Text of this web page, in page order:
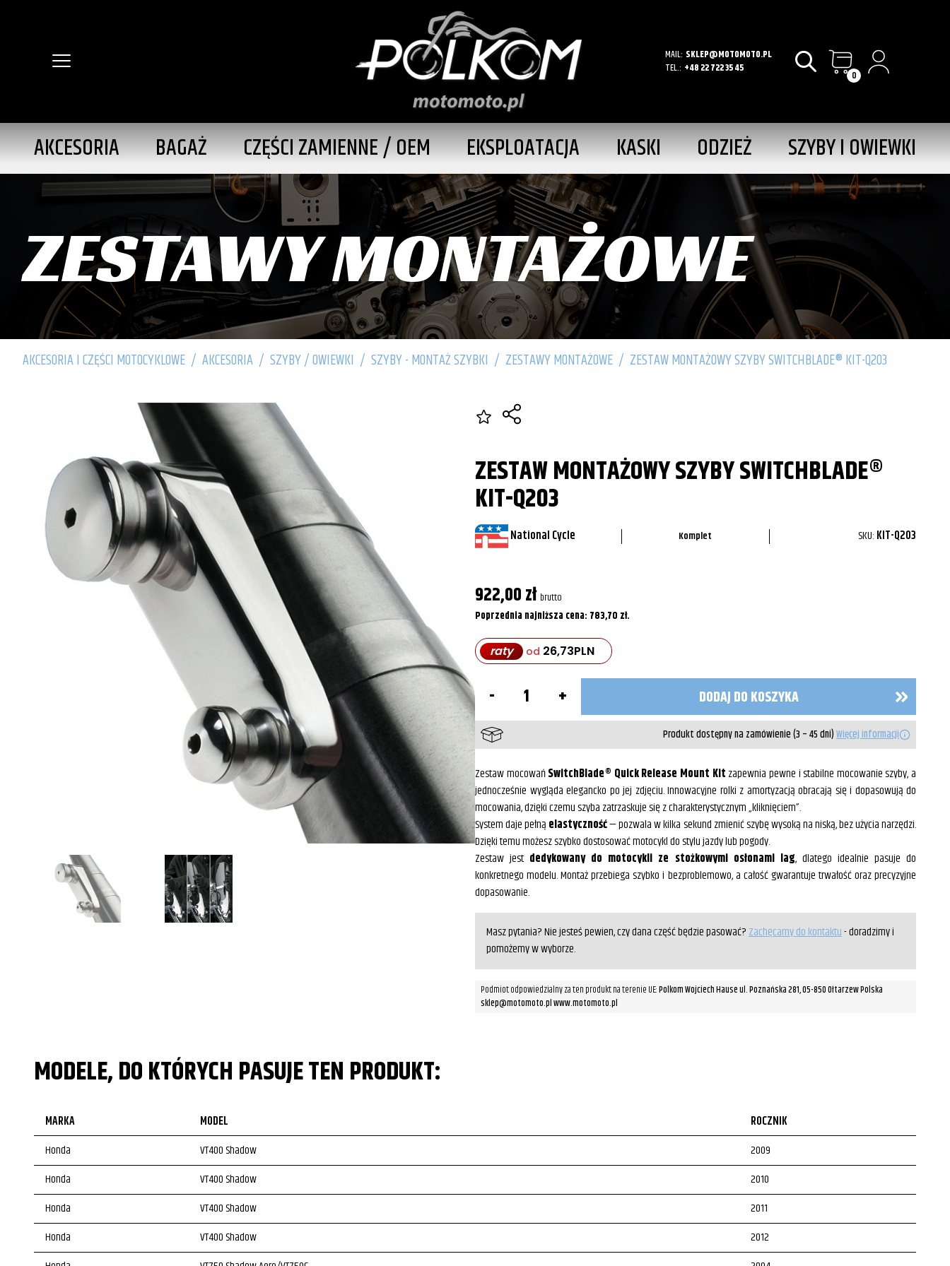
MAIL: SKLEP@MOTOMOTO.PL
TEL.: +48 22 722 35 45 0
AKCESORIA BAGAŻ CZĘŚCI ZAMIENNE / OEM EKSPLOATACJA KASKI ODZIEŻ SZYBY I OWIEWKI
ZESTAWY MONTAŻOWE
AKCESORIA I CZĘŚCI MOTOCYKLOWE / AKCESORIA / SZYBY / OWIEWKI / SZYBY - MONTAŻ SZYBKI / ZESTAWY MONTAŻOWE / ZESTAW MONTAŻOWY SZYBY SWITCHBLADE® KIT-Q203
ZESTAW MONTAŻOWY SZYBY SWITCHBLADE®
KIT-Q203
National Cycle Komplet SKU: KIT-Q203
922,00zł brutto
Poprzednia najniższa cena: 783,70 zł.
raty od 26,73PLN
Zestaw
montażowy
szyby
DODAJ DO KOSZYKA
Produkt dostępny na zamówienie (3 – 45 dni)Więcej informacji
Zestaw mocowańSwitchBlade® Quick Release Mount Kit zapewnia pewne i stabilne mocowanie szyby, a
jednocześnie wygląda elegancko po jej zdjęciu. Innowacyjne rolki z amortyzacją obracają się i dopasowują do
mocowania, dzięki czemu szyba zatrzaskuje się z charakterystycznym „kliknięciem”.
System daje pełną elastyczność— pozwala w kilka sekund zmienić szybę wysoką na niską, bez użycia narzędzi.
Dzięki temu możesz szybko dostosować motocykl do stylu jazdy lub pogody.
Zestaw jest dedykowany do motocykli ze stożkowymi osłonami lag, dlatego idealnie pasuje do
konkretnego modelu. Montaż przebiega szybko i bezproblemowo, a całość gwarantuje trwałość oraz precyzyjne
dopasowanie.
Masz pytania? Nie jesteś pewien, czy dana część będzie pasować?Zachęcamy do kontaktu- doradzimy i
pomożemy w wyborze.
Podmiot odpowiedzialny za ten produkt na terenie UE:Polkom Wojciech Hause ul. Poznańska 281, 05-850 Ołtarzew Polska
sklep@motomoto.pl www.motomoto.pl
MODELE, DO KTÓRYCH PASUJE TEN PRODUKT:
MARKA MODEL
ROCZNIK
Honda
VT400 Shadow
2009
Honda
VT400 Shadow
2010
Honda
VT400 Shadow
2011
Honda
VT400 Shadow
2012